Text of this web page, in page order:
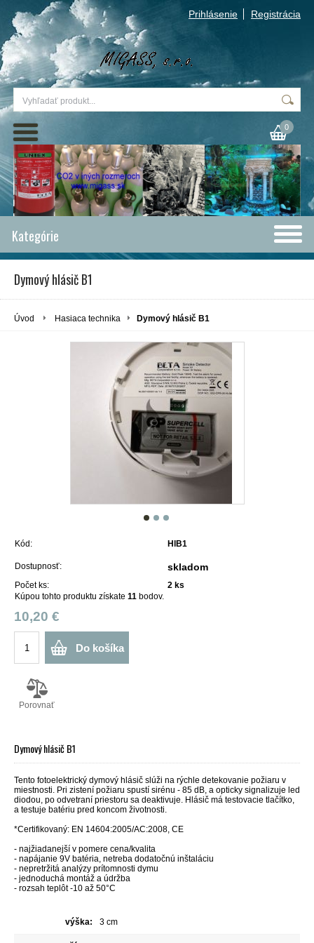
Prihlásenie Registrácia
0
Kategórie
Dymový hlásič B1
Úvod Hasiaca technika Dymový hlásič B1
Kód: HlB1
Dostupnosť: skladom
Počet ks: 2 ks
Kúpou tohto produktu získate 11 bodov.
10,20 €
Do košíka
Porovnať
Dymový hlásič B1
Tento fotoelektrický dymový hlásič slúži na rýchle detekovanie požiaru v
miestnosti. Pri zistení požiaru spustí sirénu - 85 dB, a opticky signalizuje led
diodou, po odvetraní priestoru sa deaktivuje. Hlásič má testovacie tlačítko,
a testuje batériu pred koncom životnosti.
*Certifikovaný: EN 14604:2005/AC:2008, CE
- najžiadanejší v pomere cena/kvalita
- napájanie 9V batéria, netreba dodatočnú inštaláciu
- nepretržitá analýzy prítomnosti dymu
- jednoduchá montáž a údržba
- rozsah teplôt -10 až 50°C
výška: 3 cm